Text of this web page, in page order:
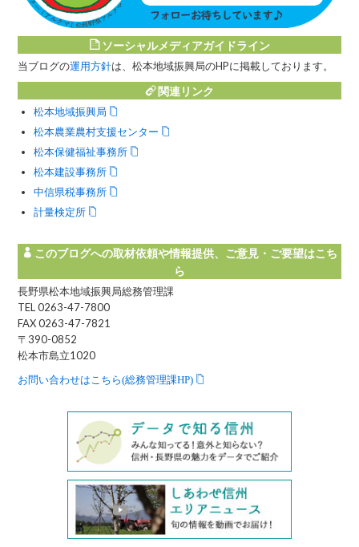
ソーシャルメディアガイドライン
当ブログの運用方針は、松本地域振興局のHPに掲載しております。
関連リンク
松本地域振興局
松本農業農村支援センター
松本保健福祉事務所
松本建設事務所
中信県税事務所
計量検定所
このブログへの取材依頼や情報提供、ご意見・ご要望はこち
ら
長野県松本地域振興局総務管理課
TEL 0263-47-7800
FAX 0263-47-7821
〒390-0852
松本市島立1020
お問い合わせはこちら(総務管理課HP)